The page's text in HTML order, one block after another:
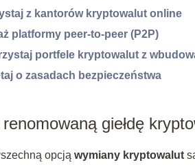
z kantorów kryptowalut online
platformy peer-to-peer (P2P)
portfele kryptowalut z
o zasadach bezpieczeństwa
giełdę
opcją wymiany kryptowalut